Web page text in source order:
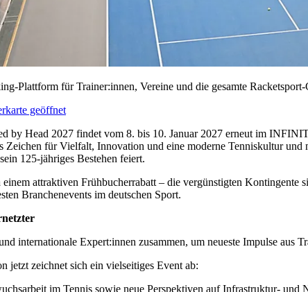
Plattform für Trainer:innen, Vereine und die gesamte
geöffnet
by Head 2027 findet vom 8. bis 10. Januar 2027 erneut im
Zeichen für Vielfalt, Innovation und eine moderne Tenniskultur
125-jähriges Bestehen feiert.
attraktiven Frühbucherrabatt – die vergünstigten Kontingente
Branchenevents im deutschen Sport.
internationale Expert:innen zusammen, um neueste Impulse aus
jetzt zeichnet sich ein vielseitiges Event ab:
im Tennis sowie neue Perspektiven auf Infrastruktur- und